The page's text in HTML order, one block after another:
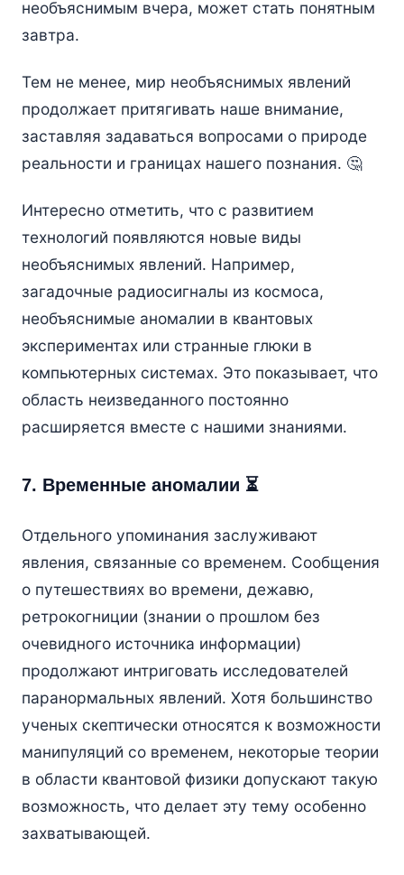
необъяснимым вчера, может стать понятным
завтра.
Тем не менее, мир необъяснимых явлений
продолжает притягивать наше внимание,
заставляя задаваться вопросами о природе
реальности и границах нашего познания. 🤔
Интересно отметить, что с развитием
технологий появляются новые виды
необъяснимых явлений. Например,
загадочные радиосигналы из космоса,
необъяснимые аномалии в квантовых
экспериментах или странные глюки в
компьютерных системах. Это показывает, что
область неизведанного постоянно
расширяется вместе с нашими знаниями.
7. Временные аномалии ⏳
Отдельного упоминания заслуживают
явления, связанные со временем. Сообщения
о путешествиях во времени, дежавю,
ретрокогниции (знании о прошлом без
очевидного источника информации)
продолжают интриговать исследователей
паранормальных явлений. Хотя большинство
ученых скептически относятся к возможности
манипуляций со временем, некоторые теории
в области квантовой физики допускают такую
возможность, что делает эту тему особенно
захватывающей.